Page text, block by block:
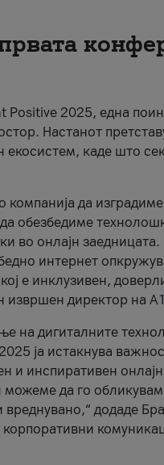
Positive 2025, една
Настанот
екосистем, каде што
да изградиме
обезбедиме
во онлајн заедницата.
интернет
е инклузивен,
извршен директор на
на дигиталните
ја истакнува
и инспиративен
да го
додаде